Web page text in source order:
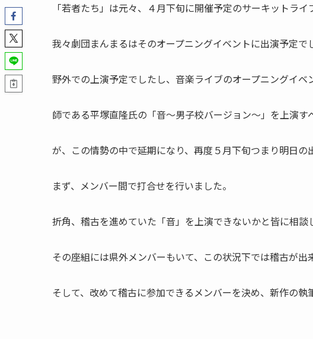
「若者たち」は元々、４月下旬に開催予定のサーキットライ
我々劇団まんまるはそのオープニングイベントに出演予定で
野外での上演予定でしたし、音楽ライブのオープニングイベ
師である平塚直隆氏の「音～男子校バージョン～」を上演す
が、この情勢の中で延期になり、再度５月下旬つまり明日の
まず、メンバー間で打合せを行いました。
折角、稽古を進めていた「音」を上演できないかと皆に相談
その座組には県外メンバーもいて、この状況下では稽古が出
そして、改めて稽古に参加できるメンバーを決め、新作の執